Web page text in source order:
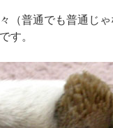
（普通でも普通じ
す。